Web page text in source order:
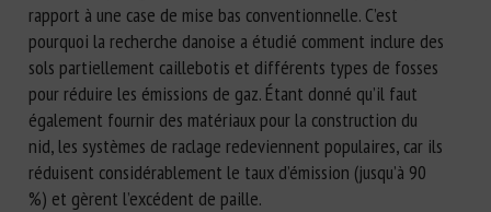
rapport à une case de mise bas conventionnelle. C’est
pourquoi la recherche danoise a étudié comment inclure des
sols partiellement caillebotis et différents types de fosses
pour réduire les émissions de gaz. Étant donné qu’il faut
également fournir des matériaux pour la construction du
nid, les systèmes de raclage redeviennent populaires, car ils
réduisent considérablement le taux d’émission (jusqu’à 90
%) et gèrent l’excédent de paille.